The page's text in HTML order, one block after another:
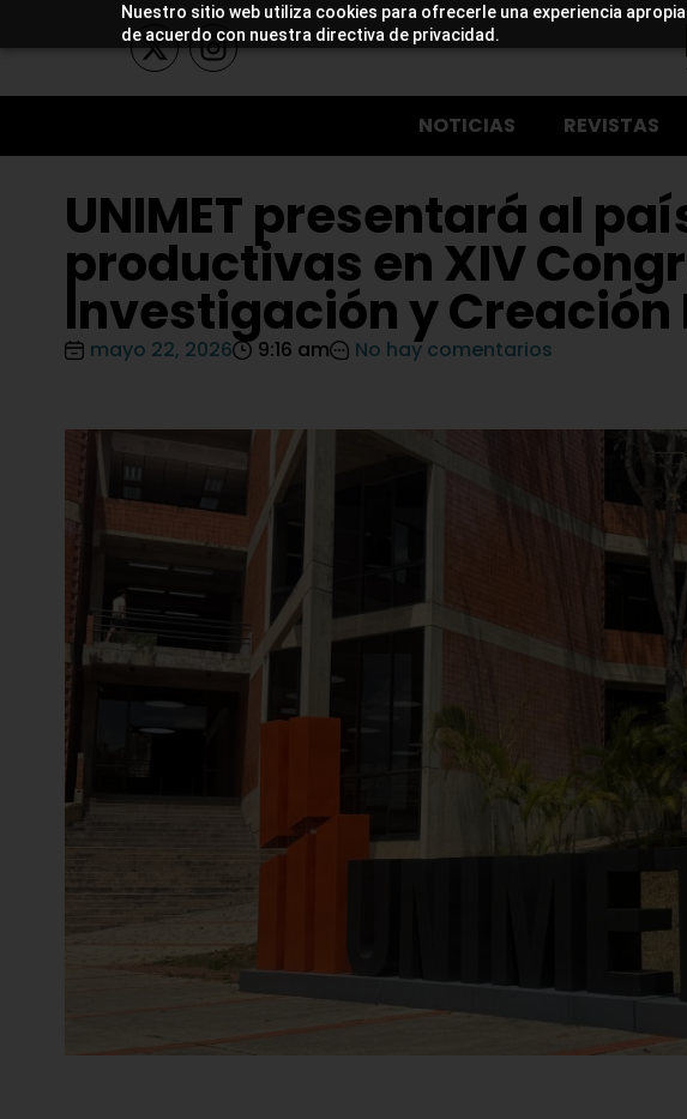
Nuestro sitio web utiliza cookies para ofrecerle una experiencia
de acuerdo con nuestra directiva de privacidad.
NOTICIAS REVISTAS
UNIMET presentará al
productivas en XIV
Investigación y
mayo 22, 2026 9:16 am No hay comentarios